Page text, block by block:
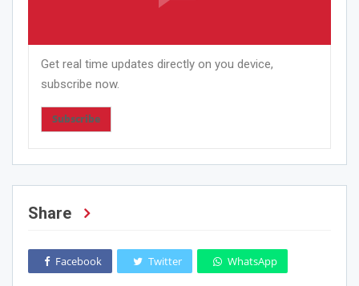
Get real time updates directly on you device,
subscribe now.
Subscribe
Share
Facebook Twitter WhatsApp